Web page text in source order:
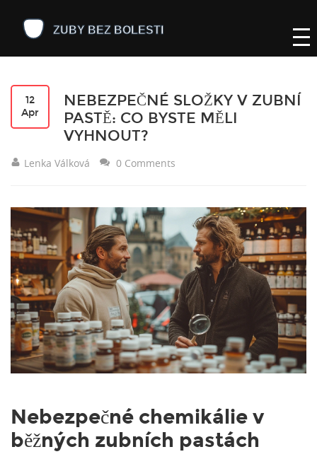
12
Apr
NEBEZPEČNÉ SLOŽKY V ZUBNÍ
PASTĚ: CO BYSTE MĚLI
VYHNOUT?
Lenka Válková 0 Comments
Nebezpečné chemikálie v
běžných zubních pastách